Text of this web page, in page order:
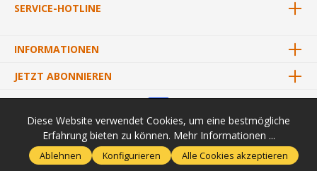
SERVICE-HOTLINE
INFORMATIONEN
JETZT ABONNIEREN
* Alle Preise inkl. gesetzl. Mehrwertsteuer zzgl.Versandkosten
ggf. Nachnahmegebühren, wenn nicht anders angegeben.
Diese Website verwendet Cookies, um eine bestmögliche
Erfahrung bieten zu können. Mehr Informationen ...
Ablehnen Konfigurieren Alle Cookies akzeptieren